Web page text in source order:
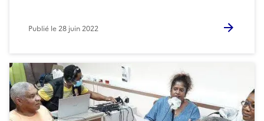
Publié le28 juin 2022